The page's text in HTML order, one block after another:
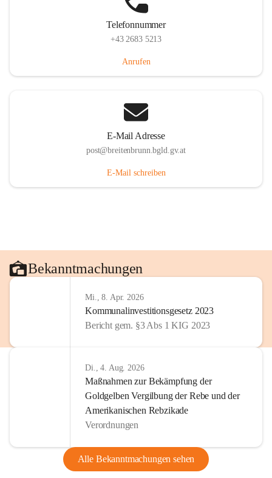
Telefonnummer
+43 2683 5213
Anrufen
E-Mail Adresse
post@breitenbrunn.bgld.gv.at
E-Mail schreiben
Bekanntmachungen
Mi., 8. Apr. 2026
Kommunalinvestitionsgesetz 2023
Bericht gem. §3 Abs 1 KIG 2023
Di., 4. Aug. 2026
Maßnahmen zur Bekämpfung der
Goldgelben Vergilbung der Rebe und der
Amerikanischen Rebzikade
Verordnungen
Alle Bekanntmachungen sehen